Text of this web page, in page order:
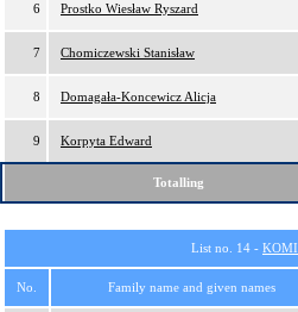
6 Prostko Wiesław Ryszard
7 Chomiczewski Stanisław
8 Domagała-Koncewicz Alicja
9 Korpyta Edward
Totalling
List no. 14 -
No. Family name and given names